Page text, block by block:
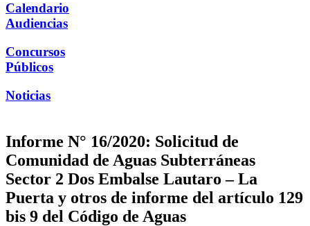
Calendario
Audiencias
Concursos
Públicos
Noticias
Informe N° 16/2020: Solicitud de
Comunidad de Aguas Subterráneas
Sector 2 Dos Embalse Lautaro – La
Puerta y otros de informe del artículo 129
bis 9 del Código de Aguas